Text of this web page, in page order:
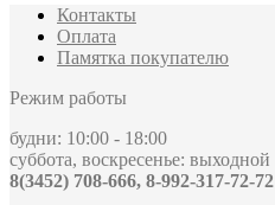
Контакты
Оплата
Памятка покупателю
Режим работы
будни: 10:00 - 18:00
суббота, воскресенье: выходной
8(3452) 708-666, 8-992-317-72-72